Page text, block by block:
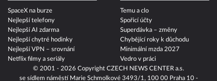
SpaceX na burze
Nejlepší telefony
Nejlepší AI zdarma
Nejlepší chytré hodinky
Nejlepší VPN – srovnání
Netflix filmy a seriály
Temu a clo
Spořicí účty
Superdávka – změny
Chybějící roky k důchodu
Minimální mzda 2027
Vedro v práci
© 2001 - 2026 Copyright CZECH NEWS CENTER a.s.
se sídlem náměstí Marie Schmolkové 3493/1, 100 00 Praha 10 -